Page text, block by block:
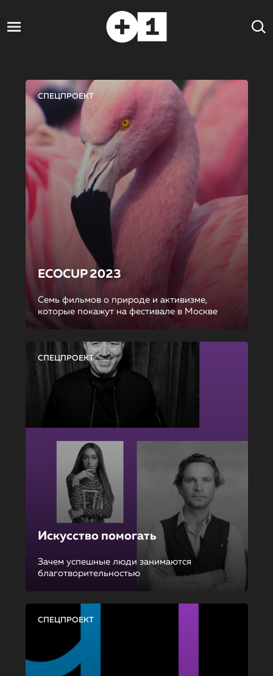
СПЕЦПРОЕКТ
ECOCUP 2023
Семь фильмов о природе и активизме,
которые покажут на фестивале в Москве
СПЕЦПРОЕКТ
Искусство помогать
Зачем успешные люди занимаются
благотворительностью
СПЕЦПРОЕКТ